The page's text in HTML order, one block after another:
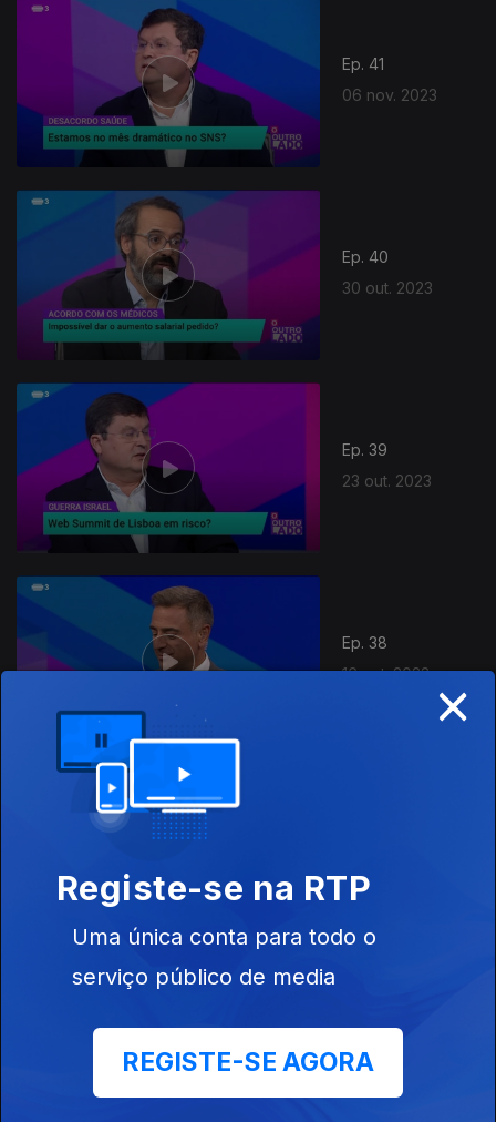
Ep. 41
06 nov. 2023
Ep. 40
30 out. 2023
Ep. 39
23 out. 2023
Ep. 38
16 out. 2023
Ep. 36
02 out. 2023
×
Registe-se na RTP
Uma única conta para todo o
serviço público de media
REGISTE-SE AGORA